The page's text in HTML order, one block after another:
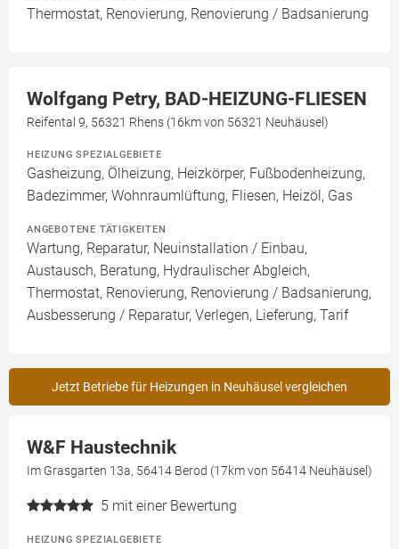
Thermostat, Renovierung, Renovierung / Badsanierung
Wolfgang Petry, BAD-HEIZUNG-FLIESEN
Reifental 9, 56321 Rhens (16km von 56321 Neuhäusel)
HEIZUNG SPEZIALGEBIETE
Gasheizung, Ölheizung, Heizkörper, Fußbodenheizung,
Badezimmer, Wohnraumlüftung, Fliesen, Heizöl, Gas
ANGEBOTENE TÄTIGKEITEN
Wartung, Reparatur, Neuinstallation / Einbau,
Austausch, Beratung, Hydraulischer Abgleich,
Thermostat, Renovierung, Renovierung / Badsanierung,
Ausbesserung / Reparatur, Verlegen, Lieferung, Tarif
Jetzt Betriebe für Heizungen in Neuhäusel vergleichen
W&F Haustechnik
Im Grasgarten 13a, 56414 Berod (17km von 56414 Neuhäusel)
5 mit einer Bewertung
HEIZUNG SPEZIALGEBIETE